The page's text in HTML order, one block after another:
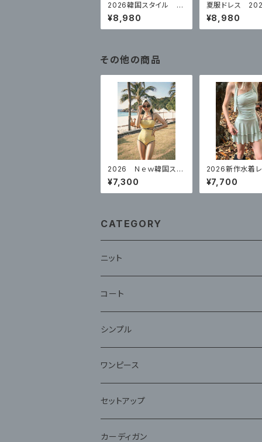
2026韓国スタイル 女
性のための夏の フェ
イクツーピーススリムド
レス
¥8,980
夏服ドレス
グリーンハイエ
カート
¥8,980
その他の商品
2026 Ｎｅｗ韓国スタ
イル 水着レディースワ
ンピース プッシュアッ
プ体型カバー水着
¥7,300
2026新作水着
スワンピースス
タイル高級で美
ート水着ミント
¥7,700
CATEGORY
ニット
コート
ファー
シンプル
ワンピース
セットアップ
ジャケット
カーディガン